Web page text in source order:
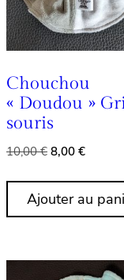
Chouchou
« Doudou »
souris
10,00€Le
initial
était :
8,00€Le
actuel
est :
Ajouter au